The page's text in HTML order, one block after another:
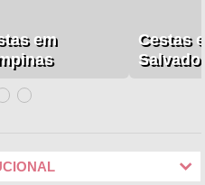
em
Cestas